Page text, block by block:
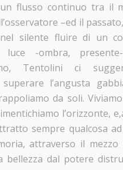
un flusso continuo tra il
–ed il
silente fluire di un
luce -ombra, presente-
Tentolini ci
l’angusta
da soli.
l’orizzonte,
sempre qualcosa
attraverso il mezzo
bellezza dal potere